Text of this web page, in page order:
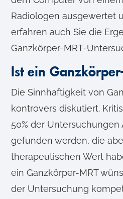
Radiologen ausgewertet
erfahren auch Sie die
Ganzkörper-MRT-
Ist ein
Die Sinnhaftigkeit von
kontrovers diskutiert.
50% der Untersuchungen
gefunden werden, die
therapeutischen Wert
ein Ganzkörper-MRT
der Untersuchung